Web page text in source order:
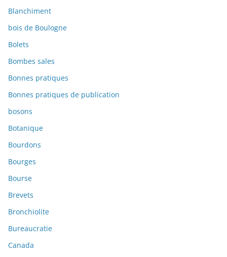
Blanchiment
bois de Boulogne
Bolets
Bombes sales
Bonnes pratiques
Bonnes pratiques de publication
bosons
Botanique
Bourdons
Bourges
Bourse
Brevets
Bronchiolite
Bureaucratie
Canada